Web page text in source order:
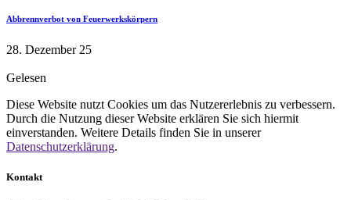
Abbrennverbot von Feuerwerkskörpern
28. Dezember 25
Gelesen
Diese Website nutzt Cookies um das Nutzererlebnis zu verbessern.
Durch die Nutzung dieser Website erklären Sie sich hiermit
einverstanden. Weitere Details finden Sie in unserer
Datenschutzerklärung.
Kontakt